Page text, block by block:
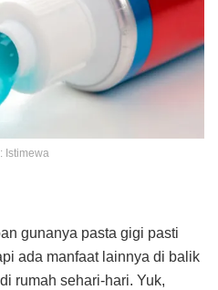
Istimewa
gunanya pasta gigi pasti
ada manfaat lainnya di balik
rumah sehari-hari. Yuk,